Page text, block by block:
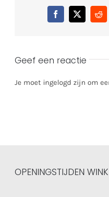
Facebook
X
Geef een reactie
Je moet ingelogd zijn om
OPENINGSTIJDEN